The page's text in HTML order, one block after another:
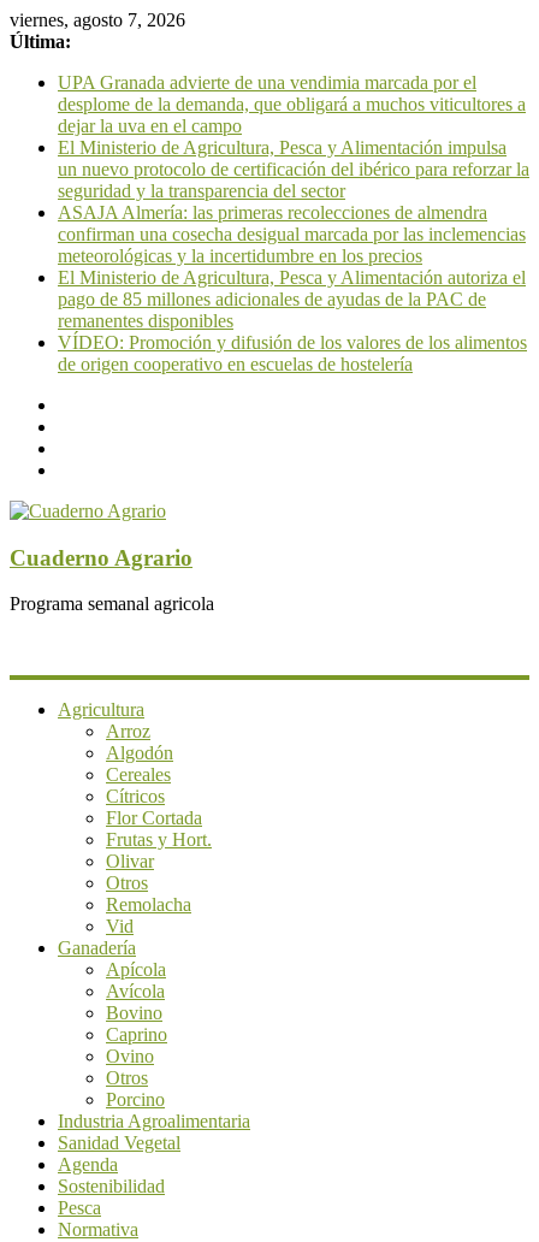
viernes, agosto 7, 2026
Última:
UPA Granada advierte de una vendimia marcada por el
desplome de la demanda, que obligará a muchos viticultores a
dejar la uva en el campo
El Ministerio de Agricultura, Pesca y Alimentación impulsa
un nuevo protocolo de certificación del ibérico para reforzar la
seguridad y la transparencia del sector
ASAJA Almería: las primeras recolecciones de almendra
confirman una cosecha desigual marcada por las inclemencias
meteorológicas y la incertidumbre en los precios
El Ministerio de Agricultura, Pesca y Alimentación autoriza el
pago de 85 millones adicionales de ayudas de la PAC de
remanentes disponibles
VÍDEO: Promoción y difusión de los valores de los alimentos
de origen cooperativo en escuelas de hostelería
Cuaderno Agrario
Programa semanal agricola
Agricultura
Arroz
Algodón
Cereales
Cítricos
Flor Cortada
Frutas y Hort.
Olivar
Otros
Remolacha
Vid
Ganadería
Apícola
Avícola
Bovino
Caprino
Ovino
Otros
Porcino
Industria Agroalimentaria
Sanidad Vegetal
Agenda
Sostenibilidad
Pesca
Normativa